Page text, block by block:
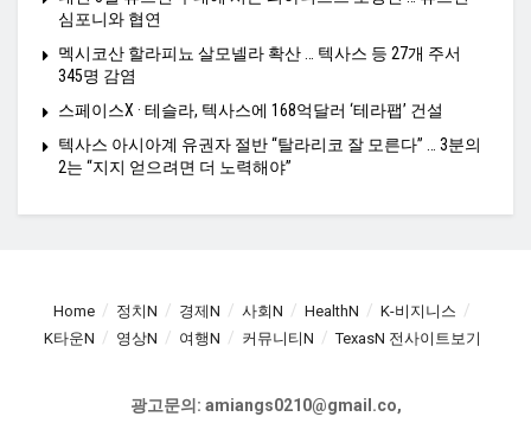
심포니와 협연
멕시코산 할라피뇨 살모넬라 확산 … 텍사스 등 27개 주서
345명 감염
스페이스X · 테슬라, 텍사스에 168억달러 ‘테라팹’ 건설
텍사스 아시아계 유권자 절반 “탈라리코 잘 모른다” … 3분의
2는 “지지 얻으려면 더 노력해야”
Home 정치N 경제N 사회N HealthN
K-비지니스
K타운N
영상N 여행N 커뮤니티N TexasN 전사이트보기
광고문의: amiangs0210@gmail.co,